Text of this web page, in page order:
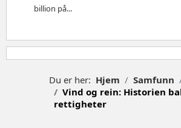
billion på...
Du er her: Hjem Samfunn
Vind og rein: Historien
rettigheter